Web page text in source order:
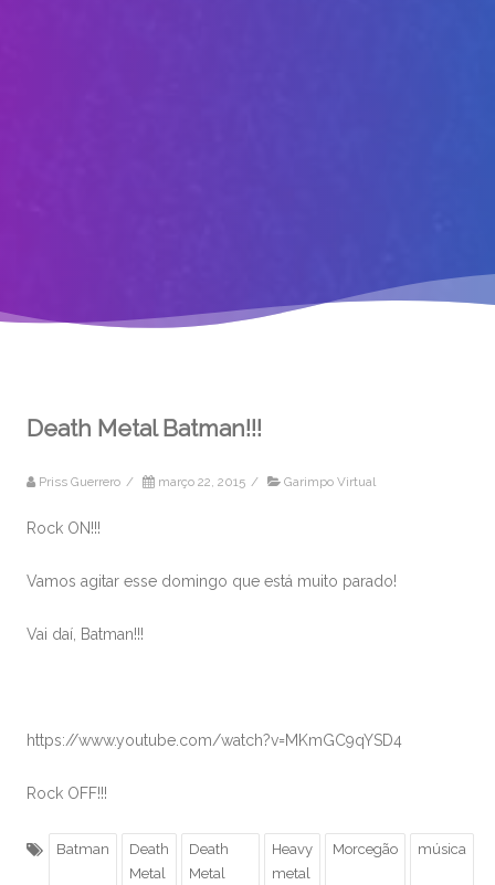
Death Metal Batman!!!
Priss Guerrero / março 22, 2015 / Garimpo Virtual
Rock ON!!!
Vamos agitar esse domingo que está muito parado!
Vai daí, Batman!!!
https://www.youtube.com/watch?v=MKmGC9qYSD4
Rock OFF!!!
Batman
Death
Metal
Death
Metal
Heavy
metal
Morcegão música